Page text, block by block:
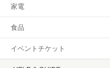
家電
食品
イベントチケット